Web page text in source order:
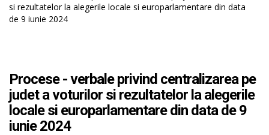
si rezultatelor la alegerile locale si europarlamentare din data
de 9 iunie 2024
Procese - verbale privind centralizarea pe
judet a voturilor si rezultatelor la alegerile
locale si europarlamentare din data de 9
iunie 2024